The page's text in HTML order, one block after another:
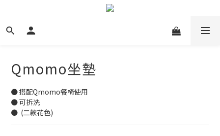
Qmomo坐墊
● 搭配Qmomo餐椅使用
● 可拆洗
●  (二款花色)